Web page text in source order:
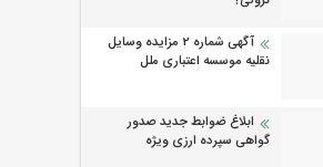
آگهی شماره 2 مزایده وسایل
نقلیه موسسه اعتباری ملل
ابلاغ ضوابط جدید صدور
گواهی سپرده ارزی ویژه